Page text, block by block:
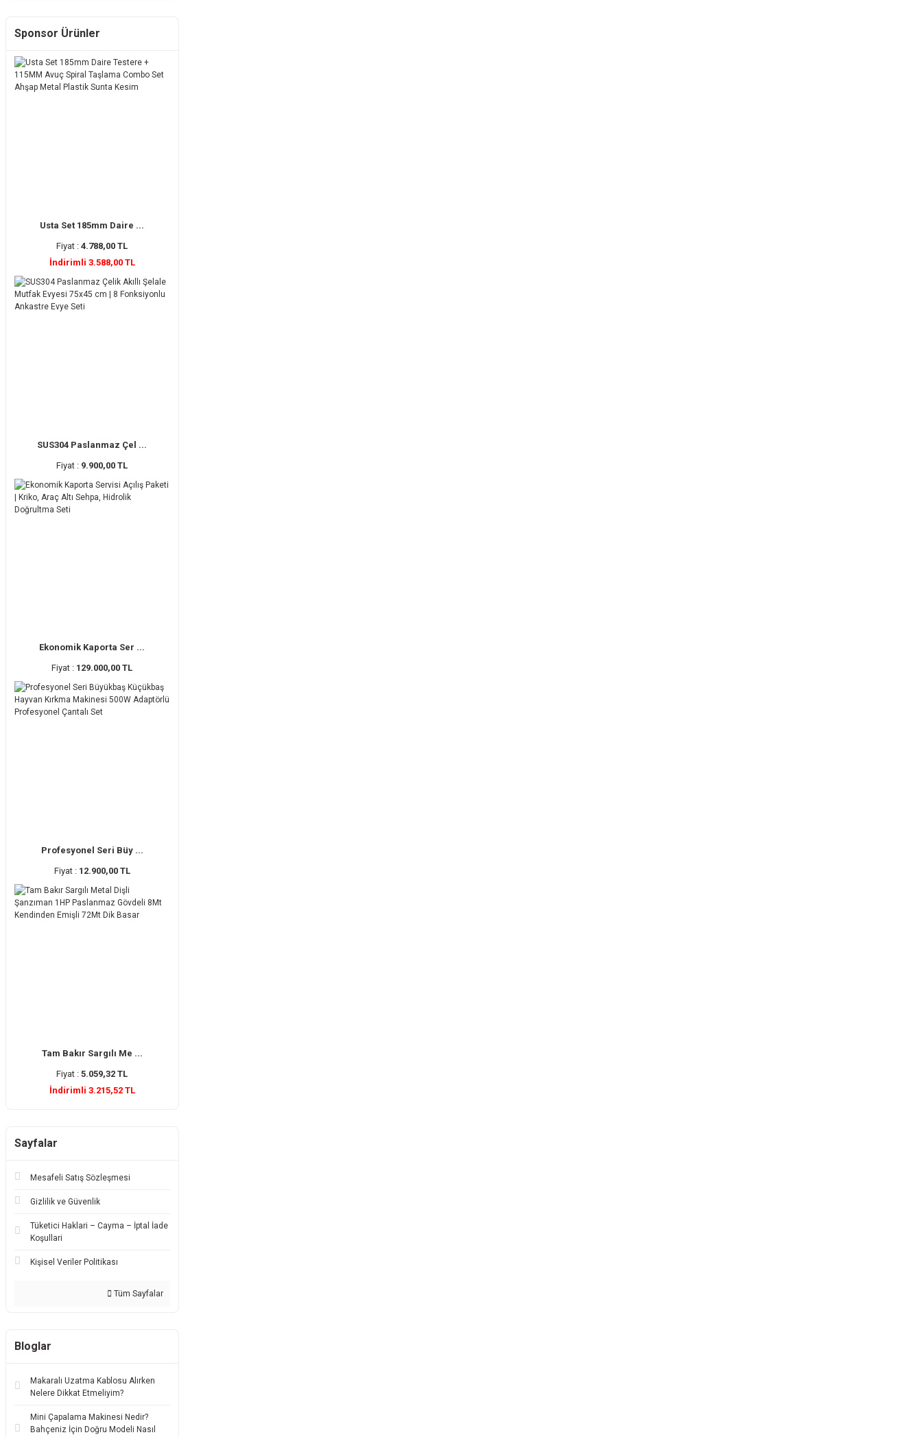
Sponsor Ürünler
Usta Set 185mm Daire ...
Fiyat :4.788,00 TL
İndirimli 3.588,00 TL
SUS304 Paslanmaz Çel ...
Fiyat : 9.900,00 TL
Ekonomik Kaporta Ser ...
Fiyat : 129.000,00 TL
Profesyonel Seri Büy ...
Fiyat : 12.900,00 TL
Tam Bakır Sargılı Me ...
Fiyat :5.059,32 TL
İndirimli 3.215,52 TL
Sayfalar
Mesafeli Satış Sözleşmesi
Gizlilik ve Güvenlik
Tüketici Haklari – Cayma – İptal İade
Koşullari
Kişisel Veriler Politikası
Tüm Sayfalar
Bloglar
Makaralı Uzatma Kablosu Alırken
Nelere Dikkat Etmeliyim?
Mini Çapalama Makinesi Nedir?
Bahçeniz İçin Doğru Modeli Nasıl